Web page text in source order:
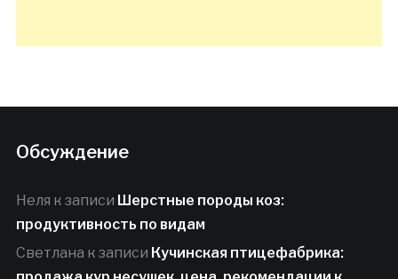
Обсуждение
Неля к записи Шерстные породы коз:
продуктивность по видам
Светлана к записи Кучинская птицефабрика: